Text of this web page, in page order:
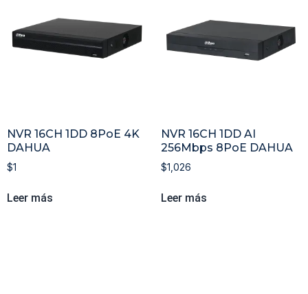
NVR 16CH 1DD 8PoE 4K
DAHUA
$1
Leer más
NVR 16CH 1DD AI
256Mbps 8PoE DAHUA
$1,026
Leer más